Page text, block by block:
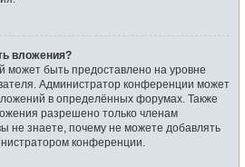
вложения?
может быть предоставлено на уровне
Администратор конференции может
в определённых форумах. Также
разрешено только членам
не знаете, почему не можете добавлять
конференции.